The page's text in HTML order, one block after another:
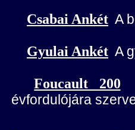
Csabai Ankét A
Gyulai Ankét A
Foucault 200
évfordulójára